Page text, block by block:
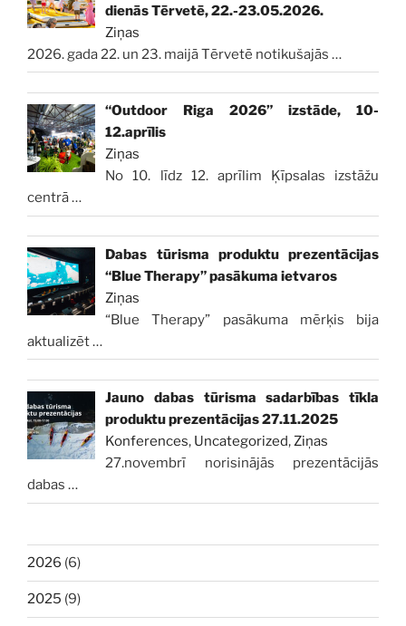
dienās Tērvetē, 22.-23.05.2026.
Ziņas
2026. gada 22. un 23. maijā Tērvetē notikušajās …
“Outdoor Riga 2026” izstāde, 10-
12.aprīlis
Ziņas
No 10. līdz 12. aprīlim Ķīpsalas izstāžu
centrā…
Dabas tūrisma produktu prezentācijas
“Blue Therapy” pasākuma ietvaros
Ziņas
“Blue Therapy” pasākuma mērķis bija
aktualizēt…
Jauno dabas tūrisma sadarbības tīkla
produktu prezentācijas 27.11.2025
Konferences, Uncategorized,Ziņas
27.novembrī norisinājās prezentācijās
dabas …
2026 (6)
2025 (9)